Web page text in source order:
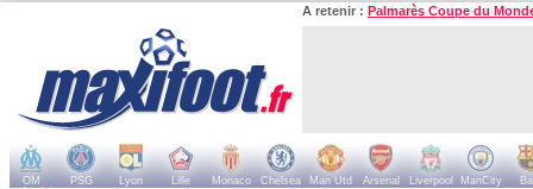
A retenir : Palmarès Coupe du
OM PSG Lyon Lille Monaco Chelsea Man Utd Arsenal Liverpool ManCity